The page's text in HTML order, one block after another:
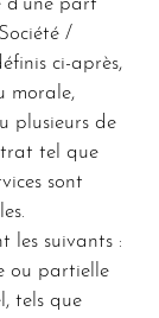
part
/
ci-après,
morale,
plusieurs de
tel que
sont
les suivants :
ou partielle
tels que